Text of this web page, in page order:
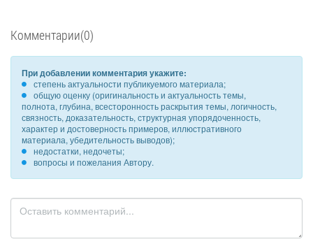
Комментарии(0)
При добавлении комментария укажите:
степень актуальности публикуемого материала;
общую оценку (оригинальность и актуальность темы,
полнота, глубина, всесторонность раскрытия темы, логичность,
связность, доказательность, структурная упорядоченность,
характер и достоверность примеров, иллюстративного
материала, убедительность выводов);
недостатки, недочеты;
вопросы и пожелания Автору.